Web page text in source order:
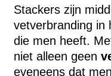
Stackers zijn
vetverbranding in
die men heeft.
niet alleen geen
eveneens dat